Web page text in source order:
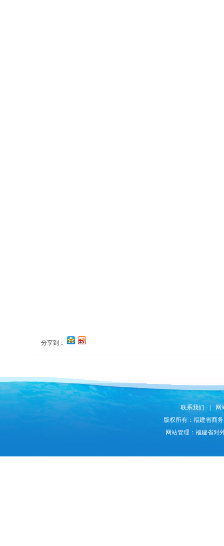
分享到：
联系我们
网
版权所有：福建省商
网站管理：福建省对